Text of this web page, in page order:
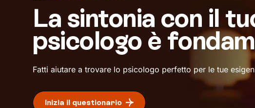
La sintonia con il
psicologo è
Fatti aiutare a trovare lo psicologo perfetto per le tue
Inizia il questionario